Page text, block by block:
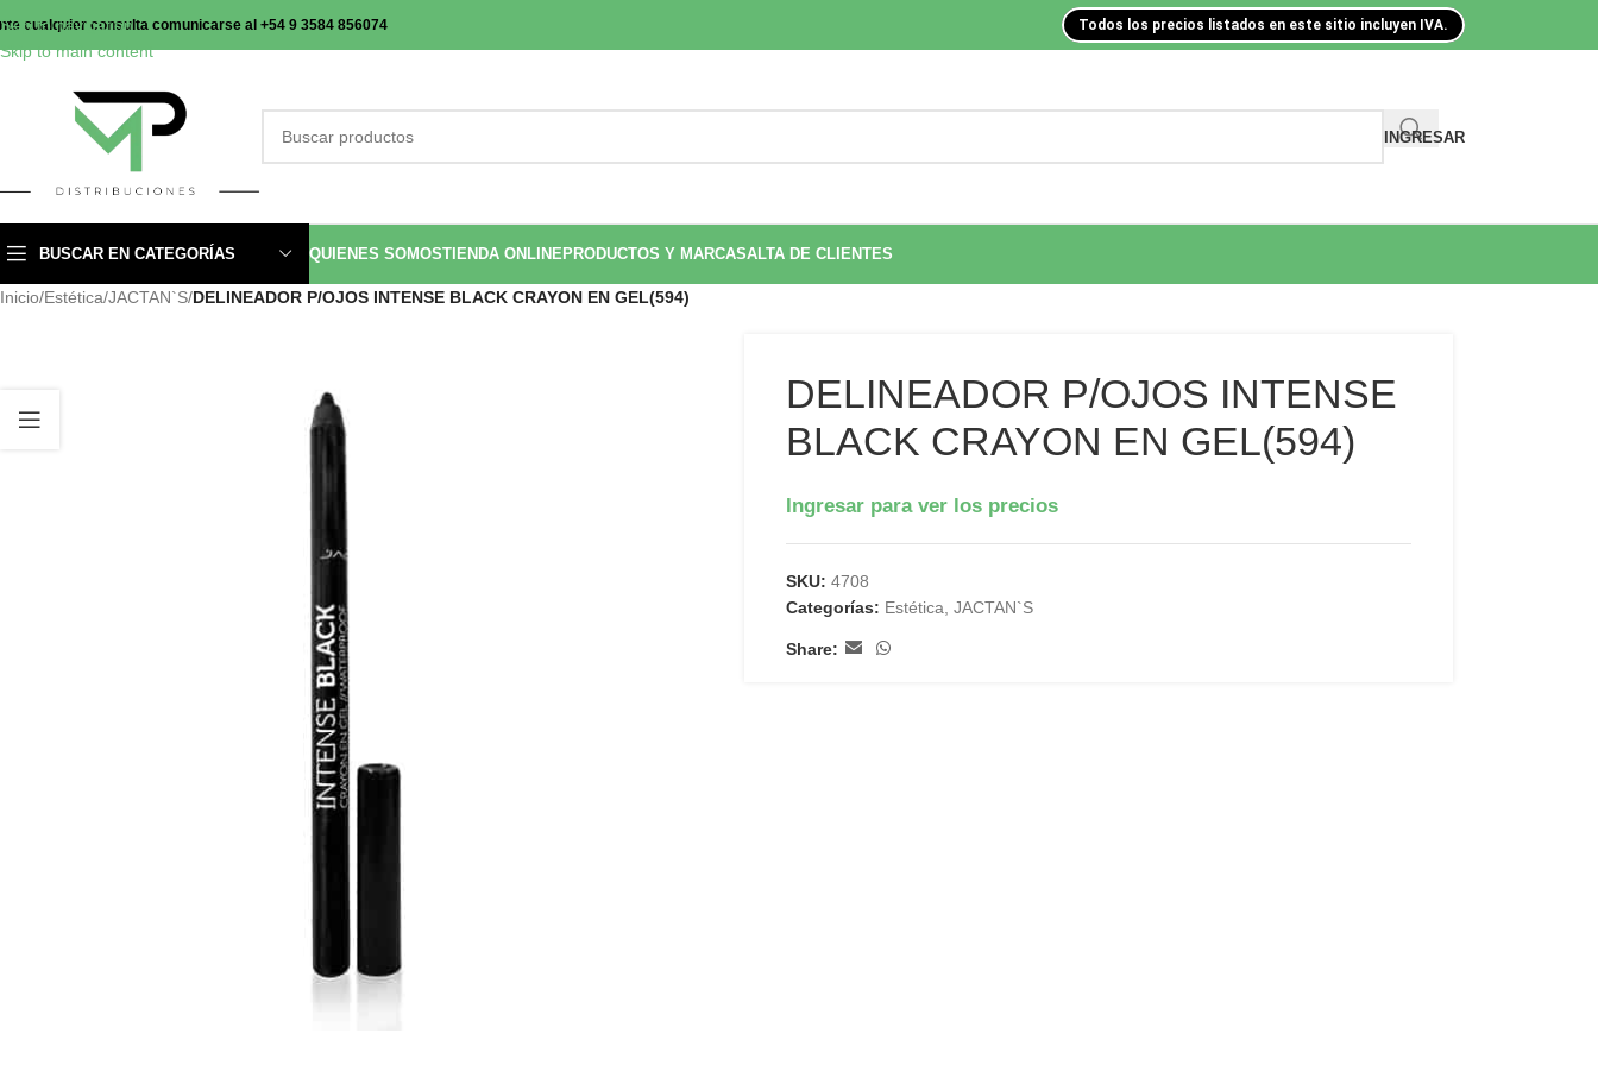
Skip to navigation
Skip to main content
cualquier consulta comunicarse al +54 9 3584 856074 Todos los precios listados en este sitio incluyen IVA.
INGRESAR
BUSCAR EN CATEGORÍAS QUIENES SOMOSTIENDA ONLINEPRODUCTOS Y MARCASALTA DE CLIENTES
Inicio/Estética/JACTAN`S/DELINEADOR P/OJOS INTENSE BLACK CRAYON EN GEL(594)
DELINEADOR P/OJOS INTENSE
BLACK CRAYON EN GEL(594)
Ingresar para ver los precios
SKU: 4708
Categorías: Estética JACTAN`S
Share: